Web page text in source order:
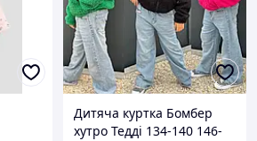
Дитяча куртка Бомбер
хутро Тедді 134-140 146-